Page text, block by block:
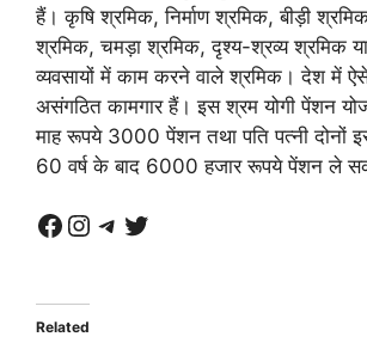
हैं। कृषि श्रमिक, निर्माण श्रमिक, बीड़ी
श्रमिक, चमड़ा श्रमिक, दृश्य-श्रव्य श्रमिक
व्यवसायों में काम करने वाले श्रमिक। देश में
असंगठित कामगार हैं। इस श्रम योगी पेंशन
माह रूपये 3000 पेंशन तथा पति पत्नी दोनों
60 वर्ष के बाद 6000 हजार रूपये पेंशन ले
Related